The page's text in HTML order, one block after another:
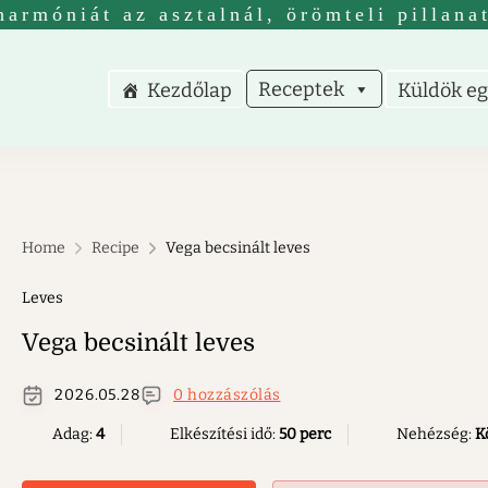
az asztalnál, örömteli
receptek
nem csak vegetáriánusoknak.
Kezdőlap Receptek Küldök
Home Recipe Vega becsinált leves
Leves
Vega becsinált leves
2026.05.28 0 hozzászólás
Adag:4 Elkészítési idő:50 perc Nehézség: